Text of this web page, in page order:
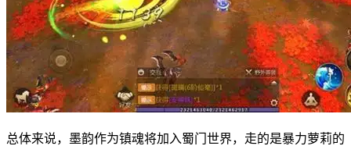
总体来说，墨韵作为镇魂将加入蜀门世界，走的是暴力萝莉的